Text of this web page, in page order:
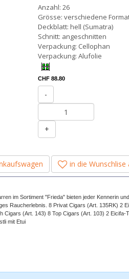
Anzahl: 26
Grösse: verschiedene
Deckblatt: hell (Sumatra)
Schnitt: angeschnitten
Verpackung: Cellophan
Verpackung: Alufolie
CHF 88.80
-
+
in die Wunschlise
im Sortiment "Frieda" bieten jeder Kennerin
Raucherlebnis. 8 Privat Cigars (Art. 135RK) 2
Cigars (Art. 143) 8 Top Cigars (Art. 103) 2 Eicifa-
mit Etui